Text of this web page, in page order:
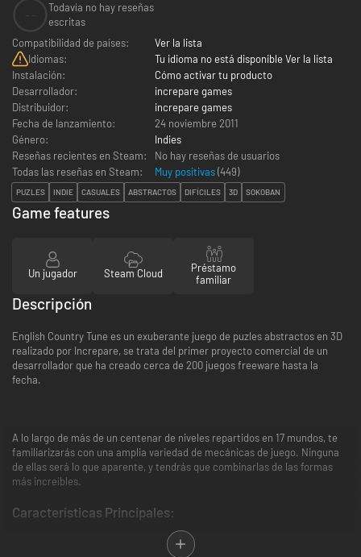
Todavía no hay reseñas
escritas
Compatibilidad de países:
Ver la lista
Idiomas:
Tu idioma no está disponible Ver la lista
Instalación:
Cómo activar tu producto
Desarrollador:
increpare games
Distribuidor:
increpare games
Fecha de lanzamiento:
24 noviembre 2011
Género:
Indies
Reseñas recientes en Steam:
No hay reseñas de usuarios
Todas las reseñas en Steam:
Muy positivas(449)
PUZLES INDIE CASUALES ABSTRACTOS DIFÍCILES 3D SOKOBAN
Game features
Un jugador Steam Cloud
Préstamo
familiar
Descripción
English Country Tune es un exuberante juego de puzles abstractos en 3D
realizado por Increpare, se trata del primer proyecto comercial de un
desarrollador que ha creado cerca de 200 juegos freeware hasta la
fecha.
A lo largo de más de un centenar de niveles repartidos en 17 mundos, te
familiarizarás con una amplia variedad de mecánicas de juego. Ninguna
de ellas será lo que aparente, y tendrás que combinarlas de las formas
más increíbles.
Características Principales:
Mecánica de juego en genuino 3D